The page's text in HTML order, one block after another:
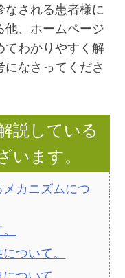
なされる患者様に
他、ホームページ
てわかりやすく解
なさってくださ
説している
います。
カニズムにつ
ついて。